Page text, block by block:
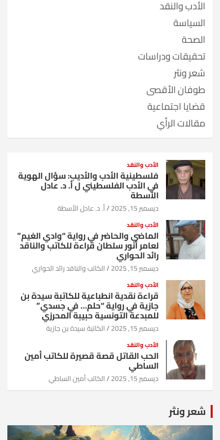
الأدب والنقد
السياسة
الصحة
تحقيقات ودراسات
شعر ونثر
طوفان الأقصى
قضايا اجتماعية
مقالات الرأي
الأدب والنقد
فلسطينية الأدب والأديب: سؤال الهوية
في الأدب الفلسطيني ل أ. د. عادل
الأسطة
ديسمبر 15, 2025 أ. د. عادل الأسطة
الأدب والنقد
الماضي والحاضر في رواية “وادي الغيم”
لعامر أنور سلطان قراءة للكاتب والناقد
رائد الحواري
ديسمبر 15, 2025 الكاتب والناقد رائد الحواري
الأدب والنقد
قراءة نقدية انطباعية للكاتبة سيدة بن
جازية في رواية “حلم… في جسدي”
للمبدعة التونسية حبيبة المحرزي
ديسمبر 15, 2025 الكاتبة سيدة بن جازية
الأدب والنقد
الحب القاتل قصة قصيرة للكاتب أمين
الساطي
ديسمبر 15, 2025 الكاتب أمين الساطي
شعر ونثر